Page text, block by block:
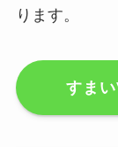
ります。
すま